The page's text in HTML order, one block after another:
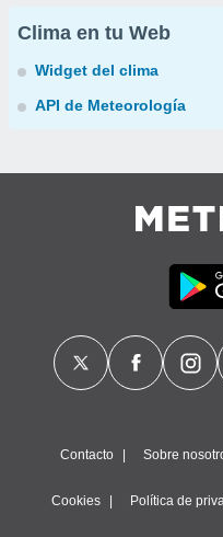
Clima en tu Web
Widget del clima
API de Meteorología
Contacto Sobre
Cookies Política de